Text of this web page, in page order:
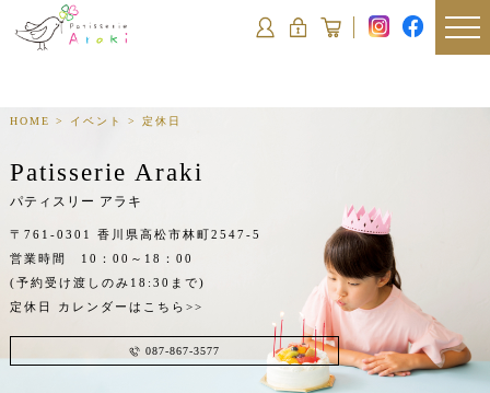
HOME > イベント > 定休日
Patisserie Araki
パティスリー アラキ
〒761-0301 香川県高松市林町2547-5
営業時間 10：00～18：00
(予約受け渡しのみ18:30まで)
定休日 カレンダーはこちら>>
087-867-3577